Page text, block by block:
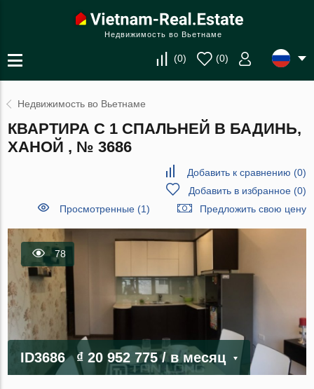
Недвижимость во Вьетнаме
(0) (0)
Недвижимость во Вьетнаме
КВАРТИРА С 1 СПАЛЬНЕЙ В БАДИНЬ,
ХАНОЙ , № 3686
Добавить к сравнению (0)
Добавить в избранное(0)
Просмотренные (1)
Предложить свою цену
78
ID3686 ₫ 20 952 775/ в месяц